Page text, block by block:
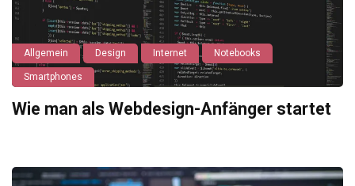
Allgemein Design Internet Notebooks
Smartphones
Wie man als Webdesign-Anfänger startet